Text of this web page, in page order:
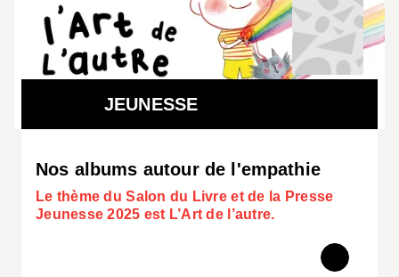
JEUNESSE
Nos albums autour de l'empathie
Le thème du Salon du Livre et de la Presse
Jeunesse 2025 est L’Art de l’autre.